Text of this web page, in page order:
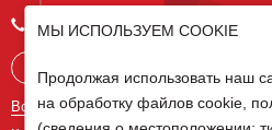
+375 29 238 97 34
Все контакты
МЫ ИСПОЛЬЗУЕМ COOKIE
Продолжая использовать наш
на обработку файлов cookie,